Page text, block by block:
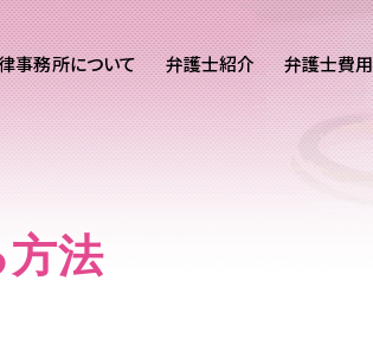
事務所について 弁護士紹介 弁護士費用
法